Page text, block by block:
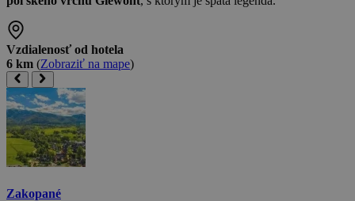
Vzdialenosť od hotela
6 km (Zobraziť na mape)
Zakopané